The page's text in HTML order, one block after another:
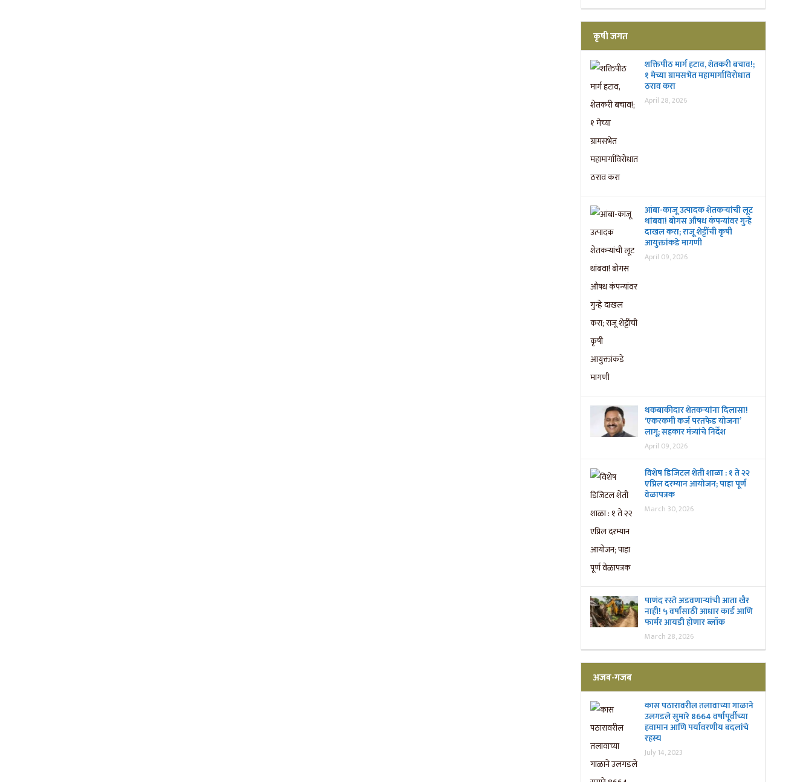
कृषी जगत
शक्तिपीठ मार्ग हटाव, शेतकरी बचाव!;
१ मेच्या ग्रामसभेत महामार्गाविरोधात
ठराव करा
April 28, 2026
आंबा-काजू उत्पादक शेतकऱ्यांची लूट
थांबवा! बोगस औषध कंपन्यांवर गुन्हे
दाखल करा; राजू शेट्टींची कृषी
आयुक्तांकडे मागणी
April 09, 2026
थकबाकीदार शेतकऱ्यांना दिलासा!
‘एकरकमी कर्ज परतफेड योजना’
लागू; सहकार मंत्र्यांचे निर्देश
April 09, 2026
विशेष डिजिटल शेती शाळा : १ ते २२
एप्रिल दरम्यान आयोजन; पाहा पूर्ण
वेळापत्रक
March 30, 2026
पाणंद रस्ते अडवणाऱ्यांची आता खैर
नाही! ५ वर्षांसाठी आधार कार्ड आणि
फार्मर आयडी होणार ब्लॉक
March 28, 2026
अजब-गजब
कास पठारावरील तलावाच्या गाळाने
उलगडले सुमारे 8664 वर्षांपूर्वीच्या
हवामान आणि पर्यावरणीय बदलांचे
रहस्य
July 14, 2023